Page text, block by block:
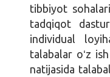
tibbiyot
tadqiqot
individual
talabalar oʻz
natijasida